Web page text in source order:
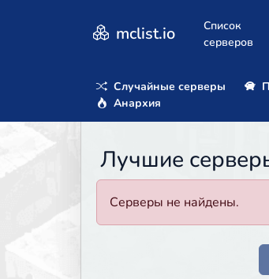
mclist.io
Список
серверов
Случайные серверы
Анархия
Лучшие
Серверы не найдены.